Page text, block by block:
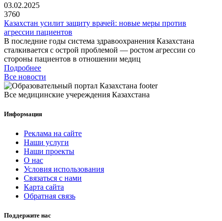
03.02.2025
3760
Казахстан усилит защиту врачей: новые меры против
агрессии пациентов
В последние годы система здравоохранения Казахстана
сталкивается с острой проблемой — ростом агрессии со
стороны пациентов в отношении медиц
Подробнее
Все новости
Все медицинские учереждения Казахстана
Информация
Реклама на сайте
Наши услуги
Наши проекты
О нас
Условия использования
Связаться с нами
Карта сайта
Обратная связь
Поддержите нас